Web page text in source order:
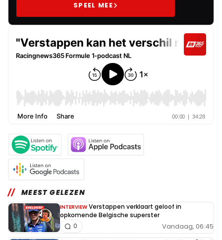
SPEEL MEE
MEEST GELEZEN
INTERVIEW Verstappen verklaart geloof in
opkomende Belgische superster
Vandaag, 06:45
0